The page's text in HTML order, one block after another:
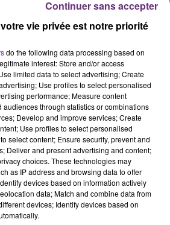
DE CHOOZ
que la centrale
est à l'arrêt. Une situation
intense qui est toujours
14h36
14h36
vie privée est notre priorité
do the following data processing based on
interest: Store and/or access
limited data to select advertising; Create
Use profiles to select personalised
performance; Measure content
audiences through statistics or combinations
Develop and improve services; Create
Use profiles to select personalised
select content; Ensure security, prevent and
Deliver and present advertising and content;
choices. These technologies may
as IP address and browsing data to offer
devices based on information actively
data; Match and combine data from
devices; Identify devices based on
Continuer sans accepter